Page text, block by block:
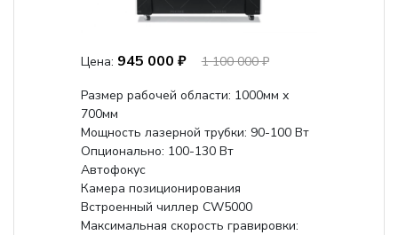
Цена: 945 000 ₽
1 100 000 ₽
Размер рабочей области: 1000мм х
700мм
Мощность лазерной трубки: 90-100 Вт
Опционально: 100-130 Вт
Автофокус
Камера позиционирования
Встроенный чиллер CW5000
Максимальная скорость гравировки: